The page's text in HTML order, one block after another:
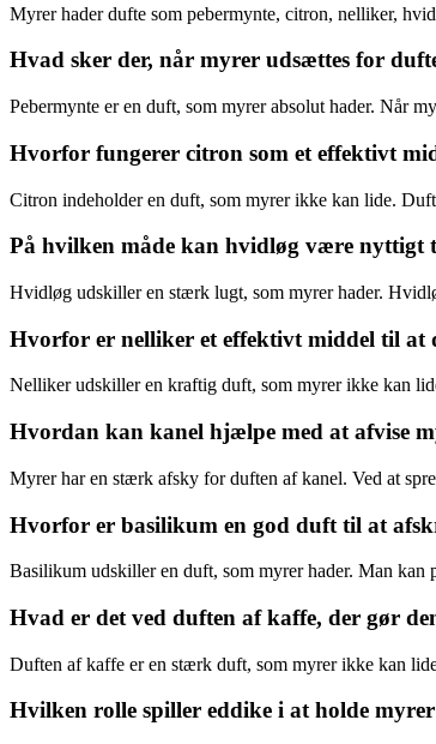
Myrer hader dufte som pebermynte, citron, nelliker,
Hvad sker der, når myrer udsættes for
Pebermynte er en duft, som myrer absolut hader. Når
Hvorfor fungerer citron som et effektivt
Citron indeholder en duft, som myrer ikke kan lide.
På hvilken måde kan hvidløg være nyttigt
Hvidløg udskiller en stærk lugt, som myrer hader.
Hvorfor er nelliker et effektivt middel til
Nelliker udskiller en kraftig duft, som myrer ikke kan
Hvordan kan kanel hjælpe med at afvise
Myrer har en stærk afsky for duften af kanel. Ved at
Hvorfor er basilikum en god duft til at
Basilikum udskiller en duft, som myrer hader. Man
Hvad er det ved duften af kaffe, der gør
Duften af kaffe er en stærk duft, som myrer ikke kan
Hvilken rolle spiller eddike i at holde